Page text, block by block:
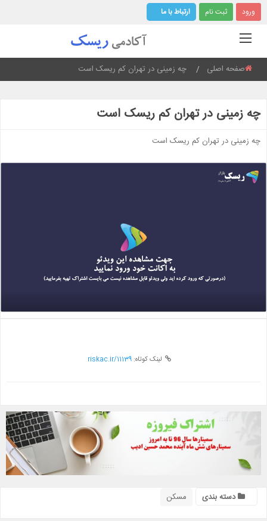
ورود ثبت نام ارتباط با ما
Current:
چه زمینی در تهران کم ریسک است صفحه اصلی
چه زمینی در تهران کم ریسک است
چه زمینی در تهران کم ریسک است
لینک کوتاه:riskac.ir/11139
دسته بندی مسکن